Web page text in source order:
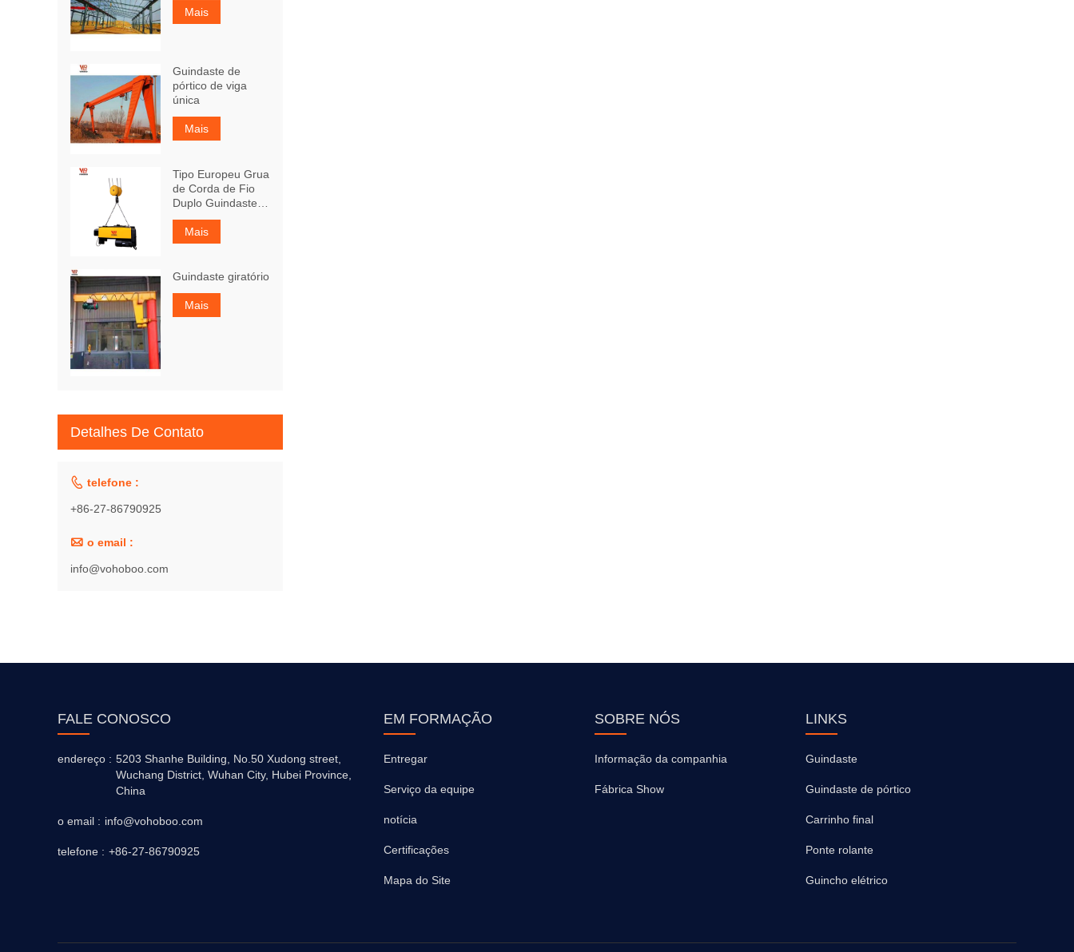
Mais
Guindaste de
pórtico de viga
única
Mais
Tipo Europeu Grua
de Corda de Fio
Duplo Guindaste
de Viga
Mais
Guindaste giratório
Mais
Detalhes De Contato
 telefone :
+86-27-86790925
 o email :
info@vohoboo.com
FALE CONOSCO
endereço : 5203 Shanhe Building, No.50 Xudong street,
Wuchang District, Wuhan City, Hubei Province,
China
o email : info@vohoboo.com
telefone : +86-27-86790925
EM FORMAÇÃO
Entregar
Serviço da equipe
notícia
Certificações
Mapa do Site
SOBRE NÓS
Informação da companhia
Fábrica Show
LINKS
Guindaste
Guindaste de pórtico
Carrinho final
Ponte rolante
Guincho elétrico